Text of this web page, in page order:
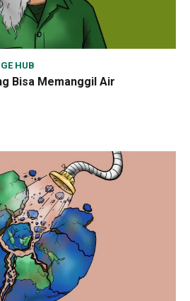
HUB
Bisa Memanggil Air